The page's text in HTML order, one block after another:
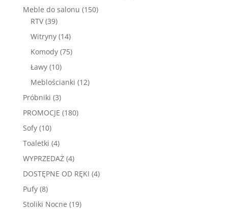
Meble do salonu 150150
RTV 3939
produktów
Witryny 1414
produktów
Komody 7575
Ławy 1010
produktów
Meblościanki 1212
Próbniki 33
produkty
PROMOCJE 180180
Sofy 1010
produktów
Toaletki 44
produkty
WYPRZEDAŻ 44
produkty
DOSTĘPNE OD RĘKI 44
Pufy 88
produktów
Stoliki Nocne 1919